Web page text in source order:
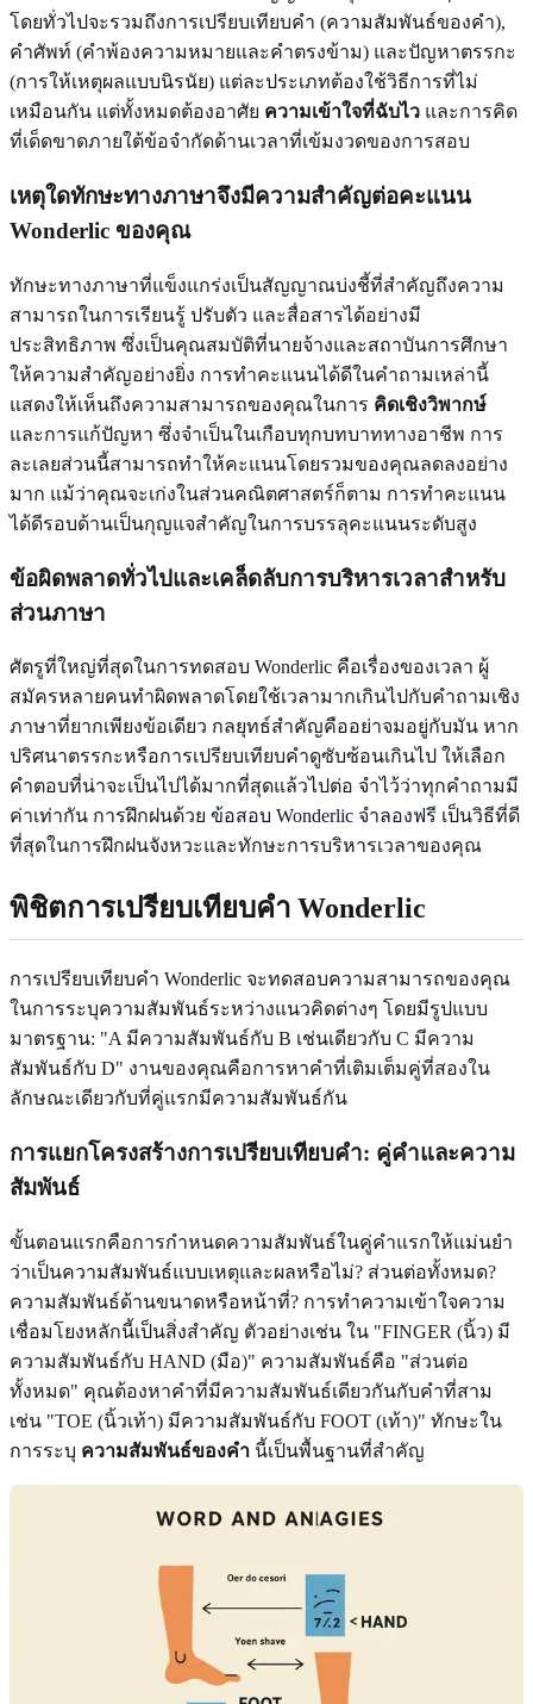
โดยทั่วไปจะรวมถึงการเปรียบเทียบคำ (ความสัมพันธ์ของคำ),
คำศัพท์ (คำพ้องความหมายและคำตรงข้าม) และปัญหาตรรกะ
(การให้เหตุผลแบบนิรนัย) แต่ละประเภทต้องใช้วิธีการที่ไม่
เหมือนกัน แต่ทั้งหมดต้องอาศัย ความเข้าใจที่ฉับไว และการคิด
ที่เด็ดขาดภายใต้ข้อจำกัดด้านเวลาที่เข้มงวดของการสอบ
เหตุใดทักษะทางภาษาจึงมีความสำคัญต่อคะแนน
Wonderlic ของคุณ
ทักษะทางภาษาที่แข็งแกร่งเป็นสัญญาณบ่งชี้ที่สำคัญถึงความ
สามารถในการเรียนรู้ ปรับตัว และสื่อสารได้อย่างมี
ประสิทธิภาพ ซึ่งเป็นคุณสมบัติที่นายจ้างและสถาบันการศึกษา
ให้ความสำคัญอย่างยิ่ง การทำคะแนนได้ดีในคำถามเหล่านี้
แสดงให้เห็นถึงความสามารถของคุณในการ คิดเชิงวิพากษ์
และการแก้ปัญหา ซึ่งจำเป็นในเกือบทุกบทบาททางอาชีพ การ
ละเลยส่วนนี้สามารถทำให้คะแนนโดยรวมของคุณลดลงอย่าง
มาก แม้ว่าคุณจะเก่งในส่วนคณิตศาสตร์ก็ตาม การทำคะแนน
ได้ดีรอบด้านเป็นกุญแจสำคัญในการบรรลุคะแนนระดับสูง
ข้อผิดพลาดทั่วไปและเคล็ดลับการบริหารเวลาสำหรับ
ส่วนภาษา
ศัตรูที่ใหญ่ที่สุดในการทดสอบ Wonderlic คือเรื่องของเวลา ผู้
สมัครหลายคนทำผิดพลาดโดยใช้เวลามากเกินไปกับคำถามเชิง
ภาษาที่ยากเพียงข้อเดียว กลยุทธ์สำคัญคืออย่าจมอยู่กับมัน หาก
ปริศนาตรรกะหรือการเปรียบเทียบคำดูซับซ้อนเกินไป ให้เลือก
คำตอบที่น่าจะเป็นไปได้มากที่สุดแล้วไปต่อ จำไว้ว่าทุกคำถามมี
ค่าเท่ากัน การฝึกฝนด้วย ข้อสอบ Wonderlic จำลองฟรี เป็นวิธีที่ดี
ที่สุดในการฝึกฝนจังหวะและทักษะการบริหารเวลาของคุณ
พิชิตการเปรียบเทียบคำ Wonderlic
การเปรียบเทียบคำ Wonderlic จะทดสอบความสามารถของคุณ
ในการระบุความสัมพันธ์ระหว่างแนวคิดต่างๆ โดยมีรูปแบบ
มาตรฐาน: "A มีความสัมพันธ์กับ B เช่นเดียวกับ C มีความ
สัมพันธ์กับ D" งานของคุณคือการหาคำที่เติมเต็มคู่ที่สองใน
ลักษณะเดียวกับที่คู่แรกมีความสัมพันธ์กัน
การแยกโครงสร้างการเปรียบเทียบคำ: คู่คำและความ
สัมพันธ์
ขั้นตอนแรกคือการกำหนดความสัมพันธ์ในคู่คำแรกให้แม่นยำ
ว่าเป็นความสัมพันธ์แบบเหตุและผลหรือไม่? ส่วนต่อทั้งหมด?
ความสัมพันธ์ด้านขนาดหรือหน้าที่? การทำความเข้าใจความ
เชื่อมโยงหลักนี้เป็นสิ่งสำคัญ ตัวอย่างเช่น ใน "FINGER (นิ้ว) มี
ความสัมพันธ์กับ HAND (มือ)" ความสัมพันธ์คือ "ส่วนต่อ
ทั้งหมด" คุณต้องหาคำที่มีความสัมพันธ์เดียวกันกับคำที่สาม
เช่น "TOE (นิ้วเท้า) มีความสัมพันธ์กับ FOOT (เท้า)" ทักษะใน
การระบุ ความสัมพันธ์ของคำ นี้เป็นพื้นฐานที่สำคัญ